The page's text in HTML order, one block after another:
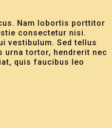
Nam lobortis porttitor
consectetur nisi.
vestibulum. Sed tellus
urna tortor, hendrerit nec
quis faucibus leo